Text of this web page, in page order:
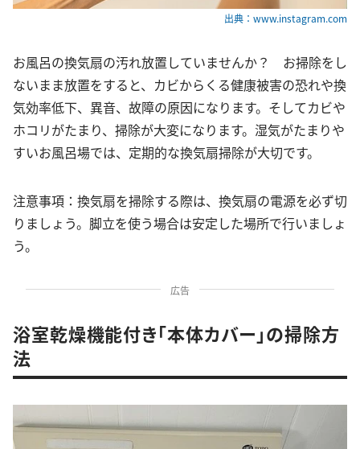
出典：www.instagram.com
お風呂の換気扇の汚れ放置していませんか？ お掃除をし
ないまま放置をすると、カビからくる健康被害の恐れや換
気効率低下、異音、故障の原因になります。そしてカビや
ホコリがたまり、掃除が大変になります。湿気がたまりや
すいお風呂場では、定期的な換気扇掃除が大切です。
注意事項：換気扇を掃除する際は、換気扇の電源を必ず切
りましょう。脚立を使う場合は安定した場所で行いましょ
う。
広告
浴室乾燥機能付き「本体カバー」の掃除方
法